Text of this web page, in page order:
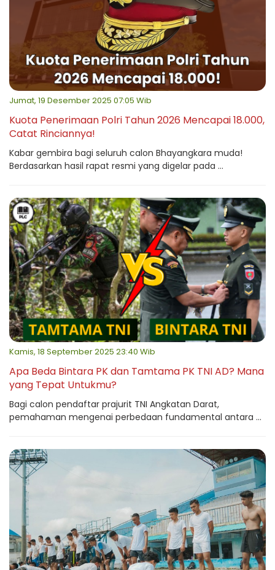
Jumat, 19 Desember 2025 07:05 Wib
Kuota Penerimaan Polri Tahun 2026 Mencapai 18.000,
Catat Rinciannya!
Kabar gembira bagi seluruh calon Bhayangkara muda!
Berdasarkan hasil rapat resmi yang digelar pada ...
Kamis, 18 September 2025 23:40 Wib
Apa Beda Bintara PK dan Tamtama PK TNI AD? Mana
yang Tepat Untukmu?
Bagi calon pendaftar prajurit TNI Angkatan Darat,
pemahaman mengenai perbedaan fundamental antara ...